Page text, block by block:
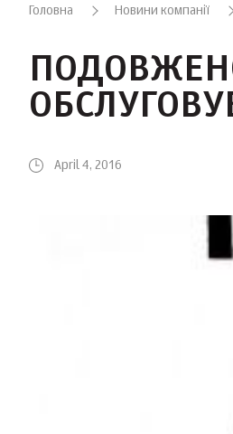
Головна Новини компанії
April 4, 2016